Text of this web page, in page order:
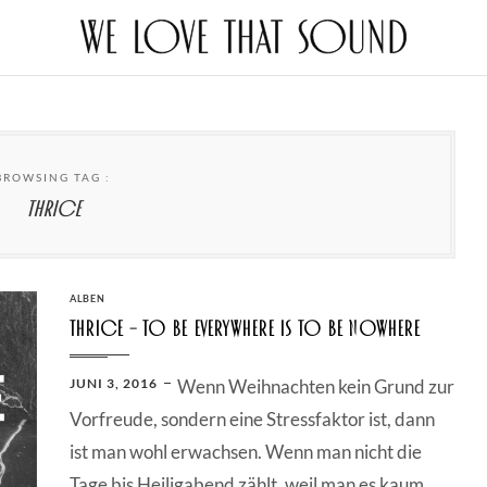
TAG :
thrice
CATEGORIES
ALBEN
Thrice – To Be Everywhere Is To Be Nowhere
POSTED
JUNI 3, 2016
Wenn Weihnachten kein Grund zur
Vorfreude, sondern eine Stressfaktor ist, dann
ist man wohl erwachsen. Wenn man nicht die